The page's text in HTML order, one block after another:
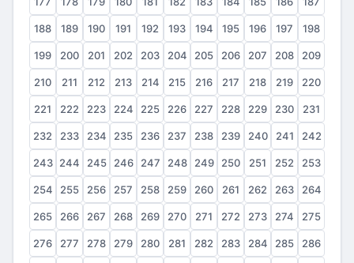
188 189 190 191 192 193 194 195 196 197 198
199 200 201 202 203 204 205 206 207 208 209
210 211 212 213 214 215 216 217 218 219 220
221 222 223 224 225 226 227 228 229 230 231
232 233 234 235 236 237 238 239 240 241 242
243 244 245 246 247 248 249 250 251 252 253
254 255 256 257 258 259 260 261 262 263 264
265 266 267 268 269 270 271 272 273 274 275
276 277 278 279 280 281 282 283 284 285 286